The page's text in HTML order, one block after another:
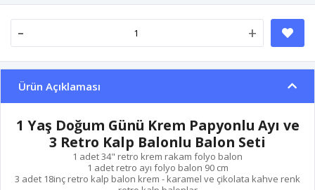
- +
Ürün Açıklaması
1 Yaş Doğum Günü Krem Papyonlu Ayı ve
3 Retro Kalp Balonlu Balon Seti
1 adet 34" retro krem rakam folyo balon
1 adet retro ayı folyo balon 90 cm
3 adet 18inç retro kalp balon krem - karamel ve çikolata kahve renk